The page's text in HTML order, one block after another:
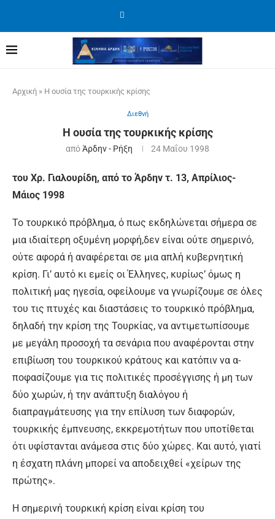
Αρχική » Η ουσία της τουρκικής κρίσης
Διεθνή
Η ουσία της τουρκικής κρίσης
απόΆρδην - Ρήξη 24 Μαΐου 1998
του Χρ. Γιαλουρίδη, από το Άρδην τ. 13, Απρίλιος-
Μάιος 1998
Το τουρκικό πρόβλημα, ό πως εκδηλώνεται σήμερα σε
μια ιδιαίτερη οξυμένη μορφή,δεν είναι ούτε σημερινό,
ούτε αφορά ή αναφέρεται σε μια απλή κυβερνητική
κρίση. Γι’ αυ­τό κι εμείς οι Έλληνες, κυρίως’ όμως η
πολιτική μας ηγεσία, ο­φείλουμε να γνωρίζουμε σε ό­λες
του τις πτυχές και διαστά­σεις το τουρκικό πρόβλημα,
δη­λαδή την κρίση της Τουρκίας, να αντιμετωπίσουμε
με μεγάλη προ­σοχή τα σενάρια που αναφέρο­νται στην
επιβίωση του τουρκι­κού κράτους και κατόπιν να α­
ποφασίζουμε για τις πολιτικές προσέγγισης ή μη των
δύο χω­ρών, ή την ανάπτυξη διαλόγου ή
διαπραγμάτευσης για την επίλυ­ση των διαφορών,
τουρκικής έ­μπνευσης, εκκρεμοτήτων που υποτίθεται
ότι υφίστανται ανάμε­σα στις δύο χώρες. Και αυτό, για­τί
η έσχατη πλάνη μπορεί να α­ποδειχθεί «χείρων της
πρώτης».
Η σημερινή τουρκική κρίση εί­ναι κρίση του